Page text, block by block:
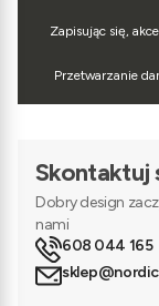
Zapisując się,
Przetwarzanie
Skontaktuj
Dobry design
nami
608 044 165